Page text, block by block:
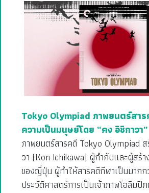
Tokyo Olympiad ภาพยนตร์สา
ความเป็นมนุษย์โดย “คง อิชิกาวา”
ภาพยนตร์สารคดี Tokyo Olympiad
วา (Kon Ichikawa) ผู้กำกับและผู้สร้
ของญี่ปุ่น ผู้ทำให้สารคดีกีฬาเป็นมาก
ประวัติศาสตร์การเป็นเจ้าภาพโอลิม